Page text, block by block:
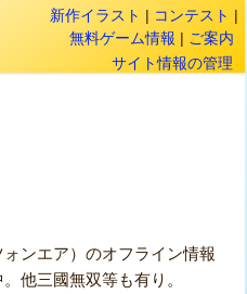
新作イラスト | コンテスト |
無料ゲーム情報 | ご案内
サイト情報の管理
ンエア）のオフライン情報
他三國無双等も有り。